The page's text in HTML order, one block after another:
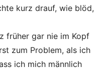
kurz drauf, wie blöd,
früher gar nie im Kopf
zum Problem, als ich
ich mich männlich